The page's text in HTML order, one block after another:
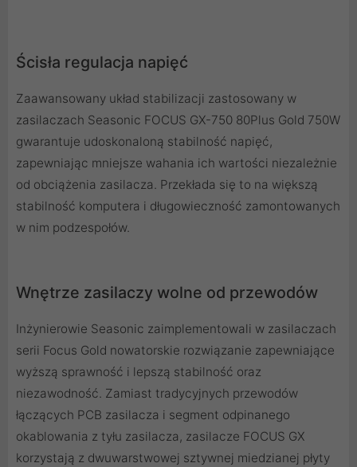
Ścisła regulacja napięć
Zaawansowany układ stabilizacji zastosowany w
zasilaczach Seasonic FOCUS GX-750 80Plus Gold 750W
gwarantuje udoskonaloną stabilność napięć,
zapewniając mniejsze wahania ich wartości niezależnie
od obciążenia zasilacza. Przekłada się to na większą
stabilność komputera i długowieczność zamontowanych
w nim podzespołów.
Wnętrze zasilaczy wolne od przewodów
Inżynierowie Seasonic zaimplementowali w zasilaczach
serii Focus Gold nowatorskie rozwiązanie zapewniające
wyższą sprawność i lepszą stabilność oraz
niezawodność. Zamiast tradycyjnych przewodów
łączących PCB zasilacza i segment odpinanego
okablowania z tyłu zasilacza, zasilacze FOCUS GX
korzystają z dwuwarstwowej sztywnej miedzianej płyty